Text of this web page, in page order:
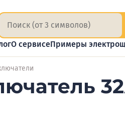
О сервисеПримеры